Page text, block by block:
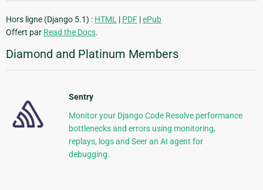
Hors ligne (Django 5.1) : HTML | PDF |ePub
Offert par Read the Docs.
Diamond and Platinum Members
Sentry
Monitor your Django Code Resolve performance
bottlenecks and errors using monitoring,
replays, logs and Seer an AI agent for
debugging.